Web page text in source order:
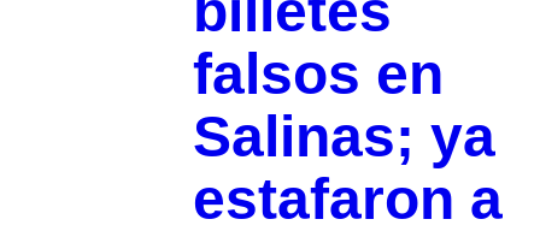
falsos en
Salinas; ya
estafaron a